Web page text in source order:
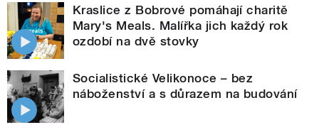
Kraslice z Bobrové pomáhají charitě
Mary's Meals. Malířka jich každý rok
ozdobí na dvě stovky
Socialistické Velikonoce – bez
náboženství a s důrazem na budování